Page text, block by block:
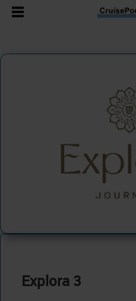
Explora 3